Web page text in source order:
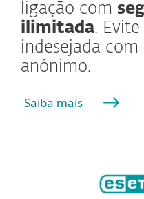
ligação com
ilimitada.
indesejada
anónimo.
Saiba mais